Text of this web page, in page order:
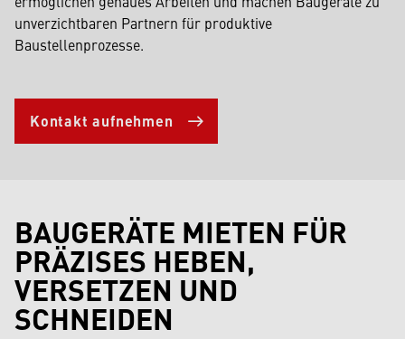
unverzichtbaren Partnern für produktive
Baustellenprozesse.
Kontakt aufnehmen
BAUGERÄTE MIETEN FÜR
PRÄZISES HEBEN,
VERSETZEN UND
SCHNEIDEN